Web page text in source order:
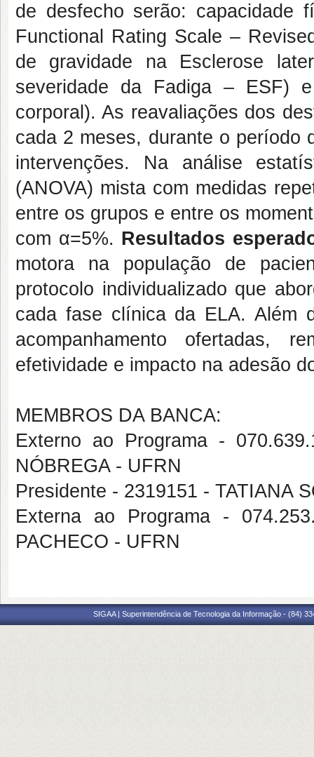
de desfecho serão: capacidade
Functional Rating Scale –
de gravidade na Esclerose
severidade da Fadiga – ESF)
corporal). As reavaliações dos
cada 2 meses, durante o período
intervenções. Na análise
(ANOVA) mista com medidas
entre os grupos e entre os
com α=5%. Resultados
motora na população de
protocolo individualizado que
cada fase clínica da ELA. Além
acompanhamento ofertadas,
efetividade e impacto na adesão
MEMBROS DA BANCA:
Externo ao Programa -
NÓBREGA - UFRN
Presidente - 2319151 - TATIANA
Externa ao Programa -
PACHECO - UFRN
SIGAA | Superintendência de Tecnologia da Informação - (84)